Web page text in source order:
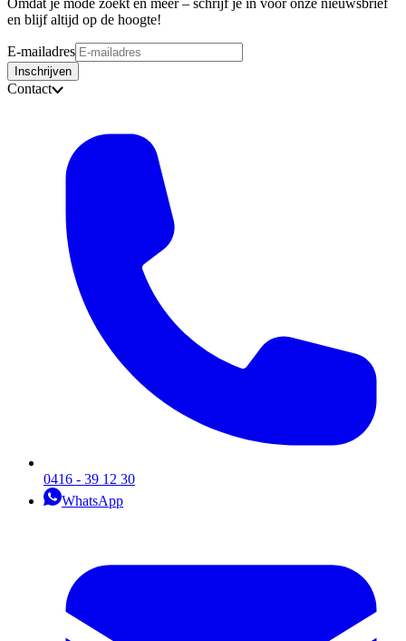
en blijf altijd op de hoogte!
E-mailadres
Inschrijven
Contact
0416 - 39 12 30
WhatsApp